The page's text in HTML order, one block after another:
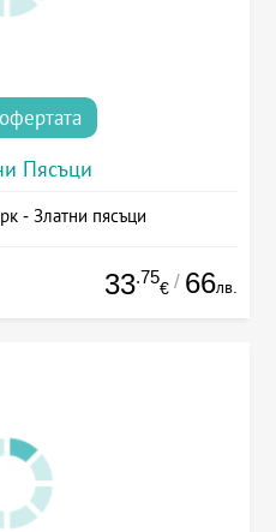
Пясъци
- Златни пясъци
33.75
€ / 66лв.